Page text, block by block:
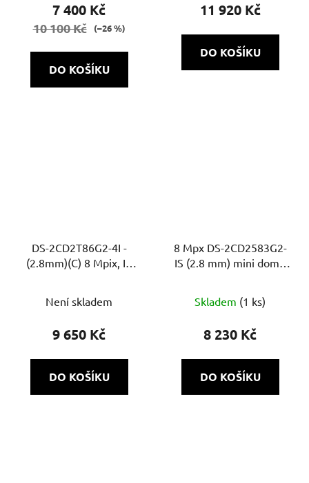
7 400 Kč
10 100 Kč (–26 %)
DO KOŠÍKU
11 920 Kč
DO KOŠÍKU
DS-2CD2T86G2-4I -
(2.8mm)(C) 8 Mpix, IP
Není skladem
9 650 Kč
DO KOŠÍKU
8 Mpx DS-2CD2583G2-
IS (2.8 mm) mini dome
120 dB a integrovaným
Skladem (1 ks)
8 230 Kč
DO KOŠÍKU